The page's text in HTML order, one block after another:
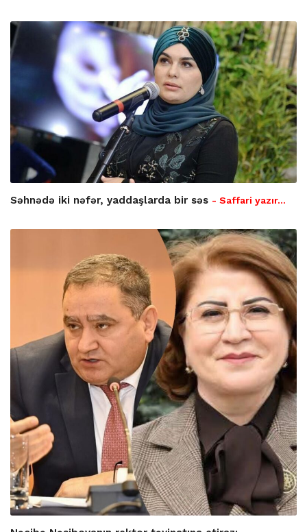
Səhnədə iki nəfər, yaddaşlarda bir səs - Saffari yazır…